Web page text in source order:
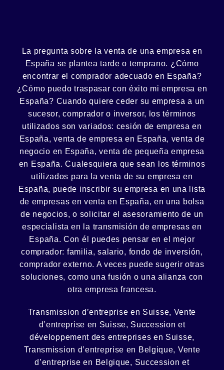
La pregunta sobre la venta de unaempresa en
España se plantea tarde o temprano. ¿Cómo
encontrar el comprador adecuado en España?
¿Cómo puedotraspasar con éxito mi empresa en
España? Cuando quiere ceder su empresa a un
sucesor, comprador o inversor, los términos
utilizados son variados: cesión de empresa en
España, venta de empresa en España, venta de
negocio en España, venta de pequeña empresa
en España. Cualesquiera que sean los términos
utilizados para la venta de su empresa en
España, puede inscribir su empresa en una lista
de empresas en venta en España, en una bolsa
de negocios, o solicitar el asesoramiento de un
especialista en la transmisión de empresas en
España. Con él puedes pensar en el mejor
comprador: familia,salario, fondo de inversión,
comprador externo. A veces puede sugerir otras
soluciones, como una fusión o unaalianza con
otra empresa francesa.
Transmission d’entreprise en Suisse, Vente
d’entreprise en Suisse, Succession et
développement des entreprises en Suisse,
Transmission d’entreprise en Belgique, Vente
d’entreprise en Belgique, Succession et